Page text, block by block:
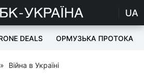
UA
DEALS ОРМУЗЬКА ПРОТОКА
» Війна в Україні